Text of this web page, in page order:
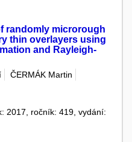
randomly microrough
thin overlayers using
and Rayleigh-
ČERMÁK Martin
2017, ročník: 419, vydání: